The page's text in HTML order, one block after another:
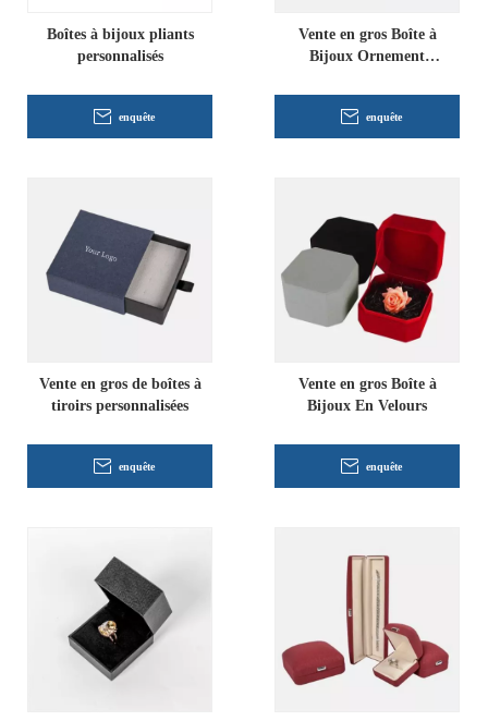
Boîtes à bijoux pliants
personnalisés
enquête
Vente en gros Boîte à
Bijoux Ornement
enquête
Vente en gros de boîtes à
tiroirs personnalisées
enquête
Vente en gros Boîte à
Bijoux En Velours
enquête